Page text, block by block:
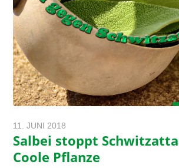
11. JUNI 2018
Salbei stoppt
Coole Pflanze